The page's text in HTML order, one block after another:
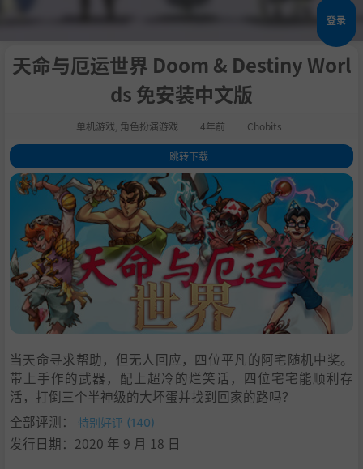
登录
天命与厄运世界 Doom & Destiny Worl
ds 免安装中文版
单机游戏 角色扮演游戏 4年前 Chobits
跳转下载
1.关于这款游戏
2. 《天命与厄运：世界》是什么？
两手空空是很危险的！
4.放松也是很重要的！
5. 系统需求
6.支持作者
7.学习版下载
当天命寻求帮助，但无人回应，四位平凡的阿宅随机中奖。
带上手作的武器，配上超冷的烂笑话，四位宅宅能顺利存
活，打倒三个半神级的大坏蛋并找到回家的路吗？
全部评测：
特别好评 (140)
发行日期：2020 年 9 月 18 日